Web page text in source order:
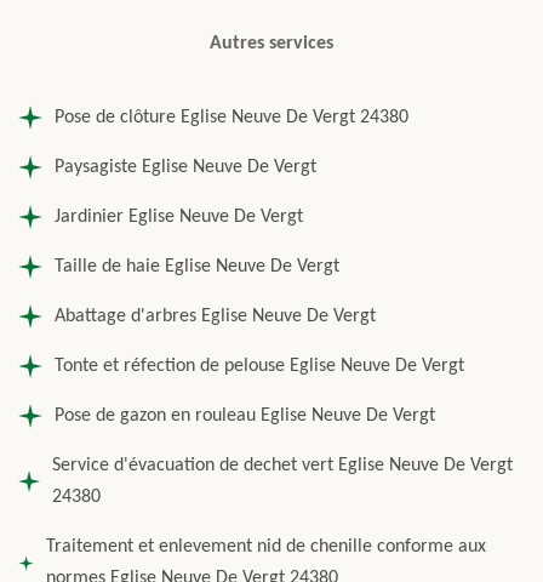
Autres services
Pose de clôture Eglise Neuve De Vergt 24380
Paysagiste Eglise Neuve De Vergt
Jardinier Eglise Neuve De Vergt
Taille de haie Eglise Neuve De Vergt
Abattage d'arbres Eglise Neuve De Vergt
Tonte et réfection de pelouse Eglise Neuve De Vergt
Pose de gazon en rouleau Eglise Neuve De Vergt
Service d'évacuation de dechet vert Eglise Neuve De Vergt
24380
Traitement et enlevement nid de chenille conforme aux